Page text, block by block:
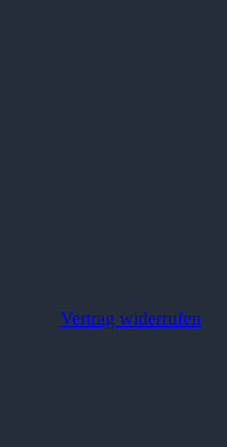
Vertrag widerrufen